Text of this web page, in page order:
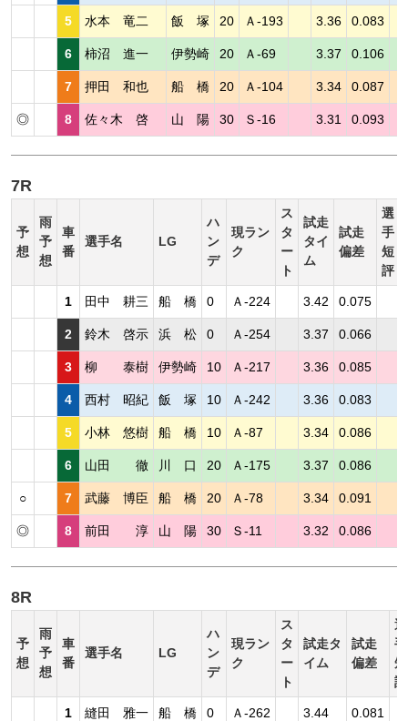
5 水本 竜二 飯 塚 20 Ａ-193 3.36 0.083
6 柿沼 進一 伊勢崎 20 Ａ-69 3.37 0.106
7 押田 和也 船 橋 20 Ａ-104 3.34 0.087
◎ 8 佐々木 啓 山 陽 30 Ｓ-16 3.31 0.093
7R
予
想
雨
予
想
車
番
選手名 LG
ハ
ン
デ
現ラン
ク
ス
タ
ー
ト
試走
タイ
ム
試走
偏差
選
手
短
評
1 田中 耕三 船 橋 0 Ａ-224 3.42 0.075
2 鈴木 啓示 浜 松 0 Ａ-254 3.37 0.066
3 柳 泰樹 伊勢崎 10 Ａ-217 3.36 0.085
4 西村 昭紀 飯 塚 10 Ａ-242 3.36 0.083
5 小林 悠樹 船 橋 10 Ａ-87 3.34 0.086
6 山田 徹 川 口 20 Ａ-175 3.37 0.086
○ 7 武藤 博臣 船 橋 20 Ａ-78 3.34 0.091
◎ 8 前田 淳 山 陽 30 Ｓ-11 3.32 0.086
8R
予
想
雨
予
想
車
番
選手名 LG
ハ
ン
デ
現ラン
ク
ス
タ
ー
ト
試走タ
イム
試走
偏差
選
手
短
評
1 縫田 雅一 船 橋 0 Ａ-262 3.44 0.081